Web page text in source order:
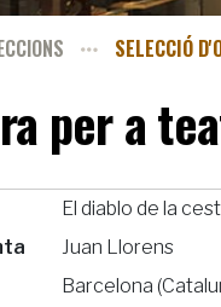
SELECCIÓ
per a
El diablo de la
Juan Llorens
Barcelona